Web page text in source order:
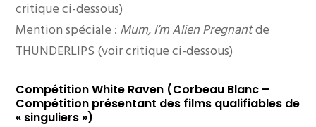
critique ci-dessous)
Mention spéciale : Mum, I’m Alien Pregnantde
THUNDERLIPS (voir critique ci-dessous)
Compétition White Raven (Corbeau Blanc –
Compétition présentant des films qualifiables de
« singuliers »)